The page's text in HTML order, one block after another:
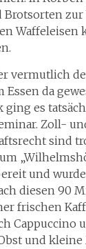
zur
Waffeleisen
vermutlich
da
ging es
Zoll-
sind
und
diesen 90
frischen
Cappuccino
und